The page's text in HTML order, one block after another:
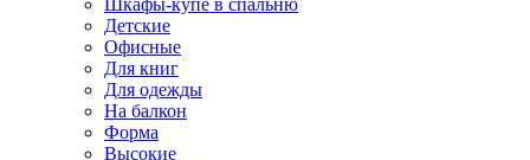
Шкафы-купе в спальню
Детские
Офисные
Для книг
Для одежды
На балкон
Форма
Высокие